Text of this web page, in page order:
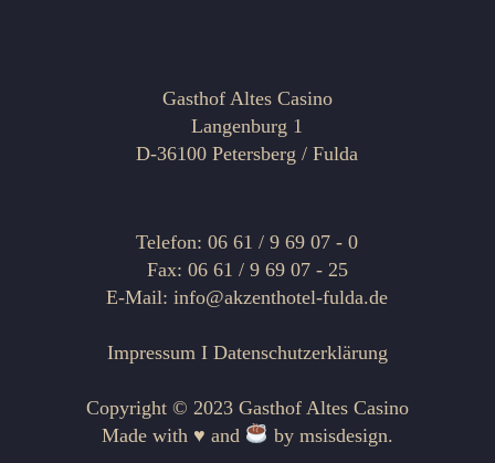
Gasthof Altes Casino
Langenburg 1
D-36100 Petersberg / Fulda
Telefon: 06 61 / 9 69 07 - 0
Fax: 06 61 / 9 69 07 - 25
E-Mail: info@akzenthotel-fulda.de
Impressum I Datenschutzerklärung
Copyright © 2023 Gasthof Altes Casino
Made with ♥ and
by msisdesign.